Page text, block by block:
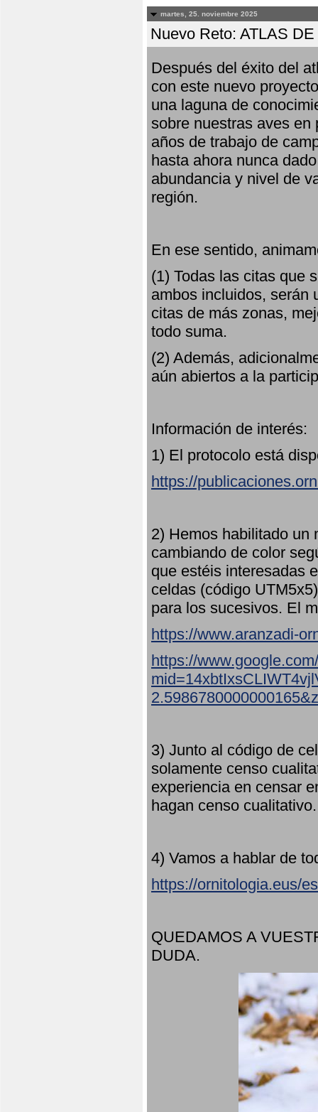
martes, 25. noviembre 2025
Nuevo Reto: ATLAS
Después del éxito del
con este nuevo
una laguna de
sobre nuestras aves en
años de trabajo de
hasta ahora nunca
abundancia y nivel de
región.
En ese sentido,
(1) Todas las citas que
ambos incluidos, serán
citas de más zonas,
todo suma.
(2) Además,
aún abiertos a la
Información de interés:
1) El protocolo está
https://
2) Hemos habilitado un
cambiando de color
que estéis interesadas
celdas (código
para los sucesivos. El
https://www.aranzadi-
https://
3) Junto al código de
solamente censo
experiencia en censar
hagan censo
4) Vamos a hablar de
https://ornitologia.eus/
QUEDAMOS A
DUDA.